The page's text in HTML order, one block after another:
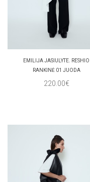
EMILIJA JASIULYTE. RESHIO
RANKINĖ 01 JUODA
220.00€